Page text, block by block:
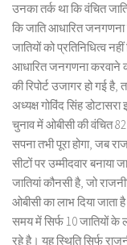
उनका तर्क था कि वंचित
कि जाति आधारित
जातियों को प्रतिनिधित्व
आधारित जनगणना करवाने
की रिपोर्ट उजागर हो गई
अध्यक्ष गोविंद सिंह
चुनाव में ओबीसी की वंचित 82
सपना तभी पूरा होगा, जब
सीटों पर उम्मीदवार बनाया
जातियां कौनसी है, जो
ओबीसी का लाभ दिया जाता
समय में सिर्फ 10 जातियों के
रहे है। यह स्थिति सिर्फ